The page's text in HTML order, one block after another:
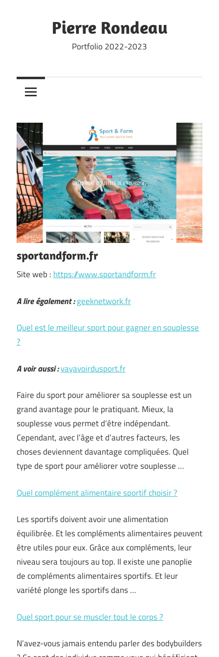
Pierre Rondeau
Portfolio 2022-2023
sportandform.fr
Site web : https://www.sportandform.fr
A lire également :geeknetwork.fr
Quel est le meilleur sport pour gagner en souplesse
?
A voir aussi :vayavoirdusport.fr
Faire du sport pour améliorer sa souplesse est un
grand avantage pour le pratiquant. Mieux, la
souplesse vous permet d’être indépendant.
Cependant, avec l’âge et d’autres facteurs, les
choses deviennent davantage compliquées. Quel
type de sport pour améliorer votre souplesse …
Quel complément alimentaire sportif choisir ?
Les sportifs doivent avoir une alimentation
équilibrée. Et les compléments alimentaires peuvent
être utiles pour eux. Grâce aux compléments, leur
niveau sera toujours au top. Il existe une panoplie
de compléments alimentaires sportifs. Et leur
variété plonge les sportifs dans …
Quel sport pour se muscler tout le corps ?
N’avez-vous jamais entendu parler des bodybuilders